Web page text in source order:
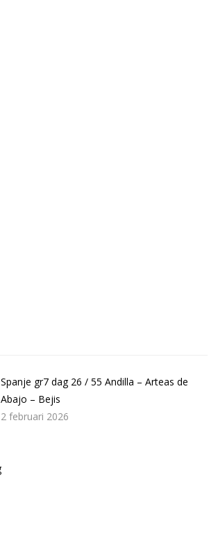
Spanje gr7 dag 26 / 55 Andilla – Arteas de
Abajo – Bejis
2 februari 2026